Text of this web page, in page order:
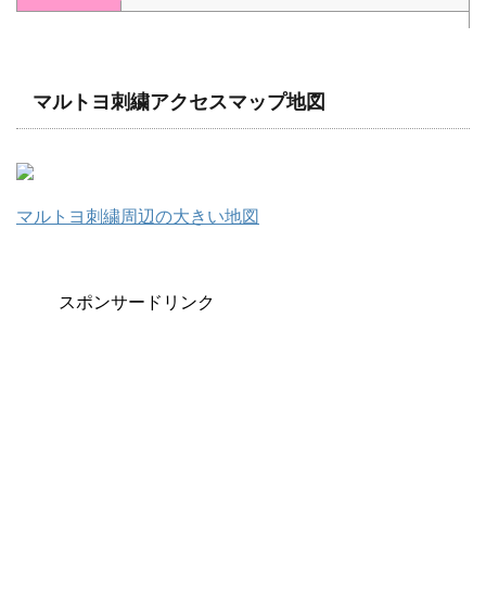
マルトヨ刺繍アクセスマップ地図
マルトヨ刺繍周辺の大きい地図
スポンサードリンク